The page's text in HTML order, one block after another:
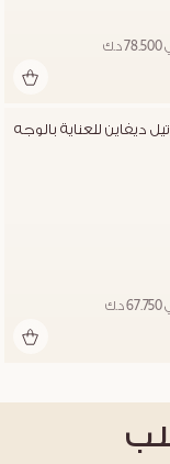
ديفاين للعناية بالوجه